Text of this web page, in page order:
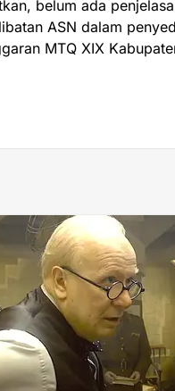
belum ada
ASN dalam
MTQ XIX